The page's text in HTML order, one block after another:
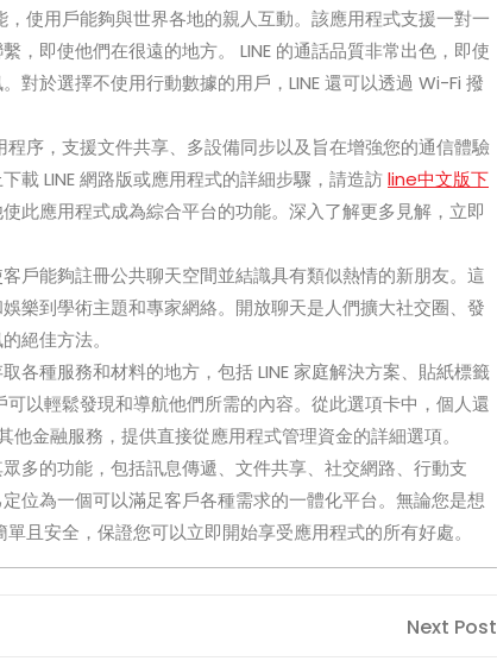
使用戶能夠與世界各地的親人互動。該應用程式支援一對一
，即使他們在很遠的地方。 LINE 的通話品質非常出色，即使
對於選擇不使用行動數據的用戶，LINE 還可以透過 Wi-Fi 撥
序，支援文件共享、多設備同步以及旨在增強您的通信體驗
載 LINE 網路版或應用程式的詳細步驟，請造訪line中文版下
此應用程式成為綜合平台的功能。深入了解更多見解，立即
戶能夠註冊公共聊天空間並結識具有類似熱情的新朋友。這
樂到學術主題和專家網絡。開放聊天是人們擴大社交圈、發
絕佳方法。
各種服務和材料的地方，包括 LINE 家庭解決方案、貼紙標籤
以輕鬆發現和導航他們所需的內容。從此選項卡中，個人還
他金融服務，提供直接從應用程式管理資金的詳細選項。
多的功能，包括訊息傳遞、文件共享、社交網路、行動支
位為一個可以滿足客戶各種需求的一體化平台。無論您是想
且安全，保證您可以立即開始享受應用程式的所有好處。
Next Post